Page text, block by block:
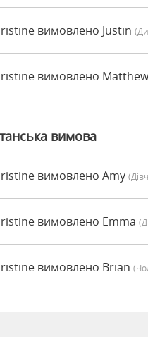
вимовлено Justin
вимовлено
вимова
вимовлено Amy
вимовлено Emma
вимовлено Brian